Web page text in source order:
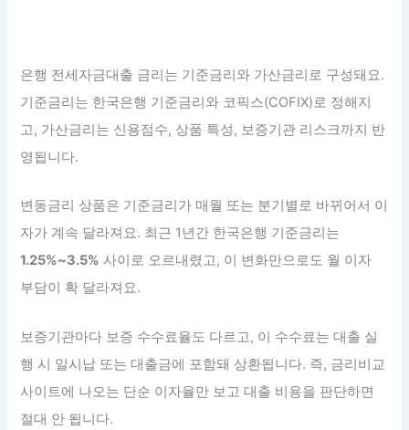
은행 전세자금대출 금리는 기준금리와 가산금리로 구성돼요.
기준금리는 한국은행 기준금리와 코픽스(COFIX)로 정해지
고, 가산금리는 신용점수, 상품 특성, 보증기관 리스크까지 반
영됩니다.
변동금리 상품은 기준금리가 매월 또는 분기별로 바뀌어서 이
자가 계속 달라져요. 최근 1년간 한국은행 기준금리는
1.25%~3.5% 사이로 오르내렸고, 이 변화만으로도 월 이자
부담이 확 달라져요.
보증기관마다 보증 수수료율도 다르고, 이 수수료는 대출 실
행 시 일시납 또는 대출금에 포함돼 상환됩니다. 즉, 금리비교
사이트에 나오는 단순 이자율만 보고 대출 비용을 판단하면
절대 안 됩니다.